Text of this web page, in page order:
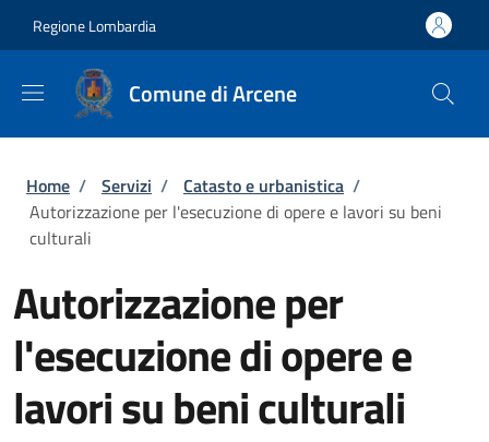
Regione Lombardia
Comune di Arcene
Briciole di pane
Home / Servizi / Catasto e urbanistica /
Autorizzazione per l'esecuzione di opere e lavori su beni
culturali
Autorizzazione per
l'esecuzione di opere e
lavori su beni culturali